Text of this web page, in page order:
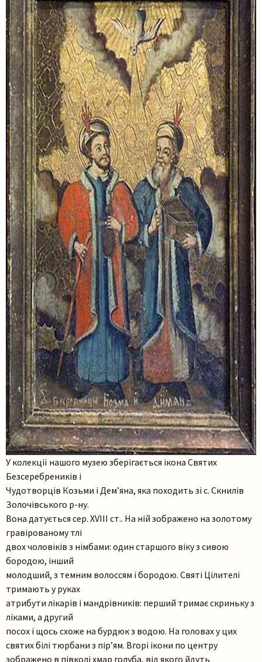
Пошук на сайті
Шукати
У колекції нашого музею зберігається ікона Святих
Безсеребреників і
Чудотворців Козьми і Дем’яна, яка походить зі с. Скнилів
Золочівського р-ну.
Вона датується сер. XVIII ст.. На ній зображено на золотому
гравірованому тлі
двох чоловіків з німбами: один старшого віку з сивою
бородою, інший
молодший, з темним волоссям і бородою. Святі Цілителі
тримають у руках
атрибути лікарів і мандрівників: перший тримає скриньку з
ліками, а другий
посох і щось схоже на бурдюк з водою. На головах у цих
святих білі тюрбани з пір’ям. Вгорі ікони по центру
зображено в півколі хмар голуба, від якого йдуть